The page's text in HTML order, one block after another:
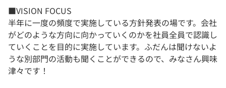
■VISION FOCUS
半年に一度の頻度で実施している方針発表の場です。会社
がどのような方向に向かっていくのかを社員全員で認識し
ていくことを目的に実施しています。ふだんは聞けないよ
うな別部門の活動も聞くことができるので、みなさん興味
津々です！